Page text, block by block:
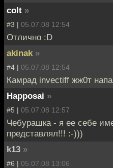
colt »
#3 | 05.07.08 12:54
Отлично :D
akinak »
#4 | 05.07.08 12:54
Камрад invectiff жж0т
Happosai »
#5 | 05.07.08 12:57
Чебурашка - я ее себе
представлял!!! :-)))
k13 »
#6 | 05.07.08 13:06